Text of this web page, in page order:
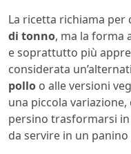
La ricetta richiama per
di tonno, ma la forma
e soprattutto più
considerata
pollo o alle versioni
una piccola
persino trasformarsi in
da servire in un